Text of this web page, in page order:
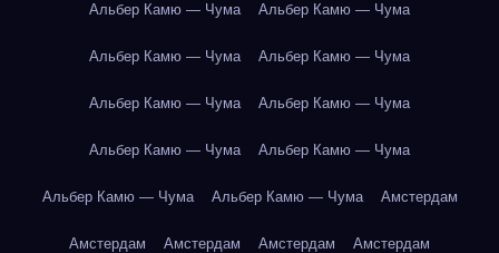
Альбер Камю — Чума Альбер Камю — Чума
Альбер Камю — Чума Альбер Камю — Чума
Альбер Камю — Чума Альбер Камю — Чума
Альбер Камю — Чума Альбер Камю — Чума
Альбер Камю — Чума Альбер Камю — Чума Амстердам
Амстердам Амстердам Амстердам Амстердам